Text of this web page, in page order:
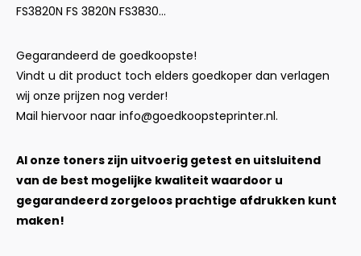
FS3820N FS 3820N FS3830...
Gegarandeerd de goedkoopste!
Vindt u dit product toch elders goedkoper dan verlagen
wij onze prijzen nog verder!
Mail hiervoor naar info@goedkoopsteprinter.nl.
Al onze toners zijn uitvoerig getest en uitsluitend
van de best mogelijke kwaliteit waardoor u
gegarandeerd zorgeloos prachtige afdrukken kunt
maken!